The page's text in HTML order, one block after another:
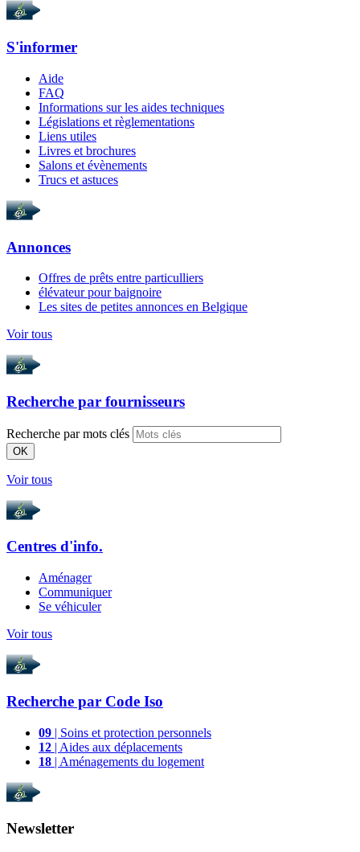
S'informer
Aide
FAQ
Informations sur les aides techniques
Législations et règlementations
Liens utiles
Livres et brochures
Salons et évènements
Trucs et astuces
Annonces
Offres de prêts entre particulliers
élévateur pour baignoire
Les sites de petites annonces en Belgique
Voir tous
Recherche par fournisseurs
Recherche par mots clés
OK
Voir tous
Centres d'info.
Aménager
Communiquer
Se véhiculer
Voir tous
Recherche par Code Iso
09 | Soins et protection personnels
12 | Aides aux déplacements
18 | Aménagements du logement
Newsletter